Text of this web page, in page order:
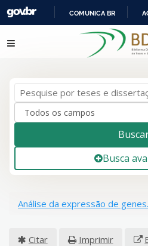
IR
COMUNICA BR
Pular para o conteúdo
Busca
Análise da expressão de
Citar Imprimir